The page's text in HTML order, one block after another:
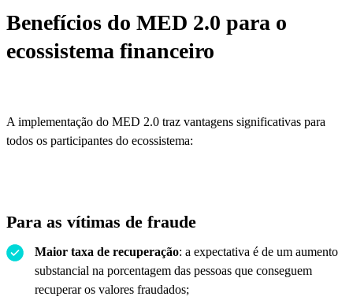
Benefícios do MED 2.0 para o
ecossistema financeiro
A implementação do MED 2.0 traz vantagens significativas para
todos os participantes do ecossistema:
Para as vítimas de fraude
Maior taxa de recuperação: a expectativa é de um aumento
substancial na porcentagem das pessoas que conseguem
recuperar os valores fraudados;